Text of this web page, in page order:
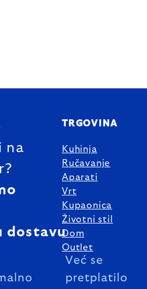
na
dostavu
Već se
pretplatilo
TRGOVINA
Kuhinja
Ručavanje
Aparati
Vrt
Kupaonica
Životni stil
Dom
Outlet